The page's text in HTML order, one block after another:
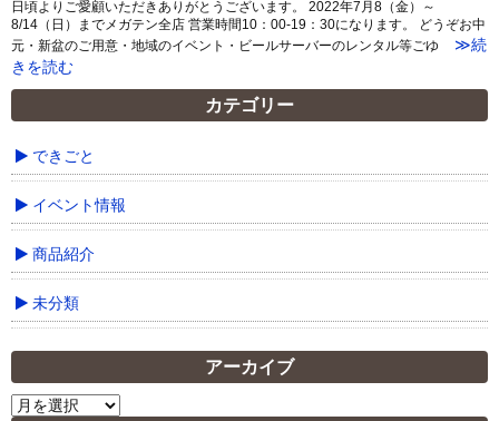
日頃よりご愛顧いただきありがとうございます。 2022年7月8（金）～
8/14（日）までメガテン全店 営業時間10：00-19：30になります。 どうぞお中
元・新盆のご用意・地域のイベント・ビールサーバーのレンタル等ごゆ
≫続
きを読む
カテゴリー
できごと
イベント情報
商品紹介
未分類
アーカイブ
ア